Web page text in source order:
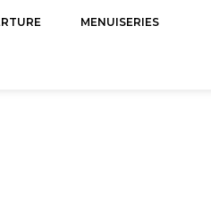
MENUISERIES